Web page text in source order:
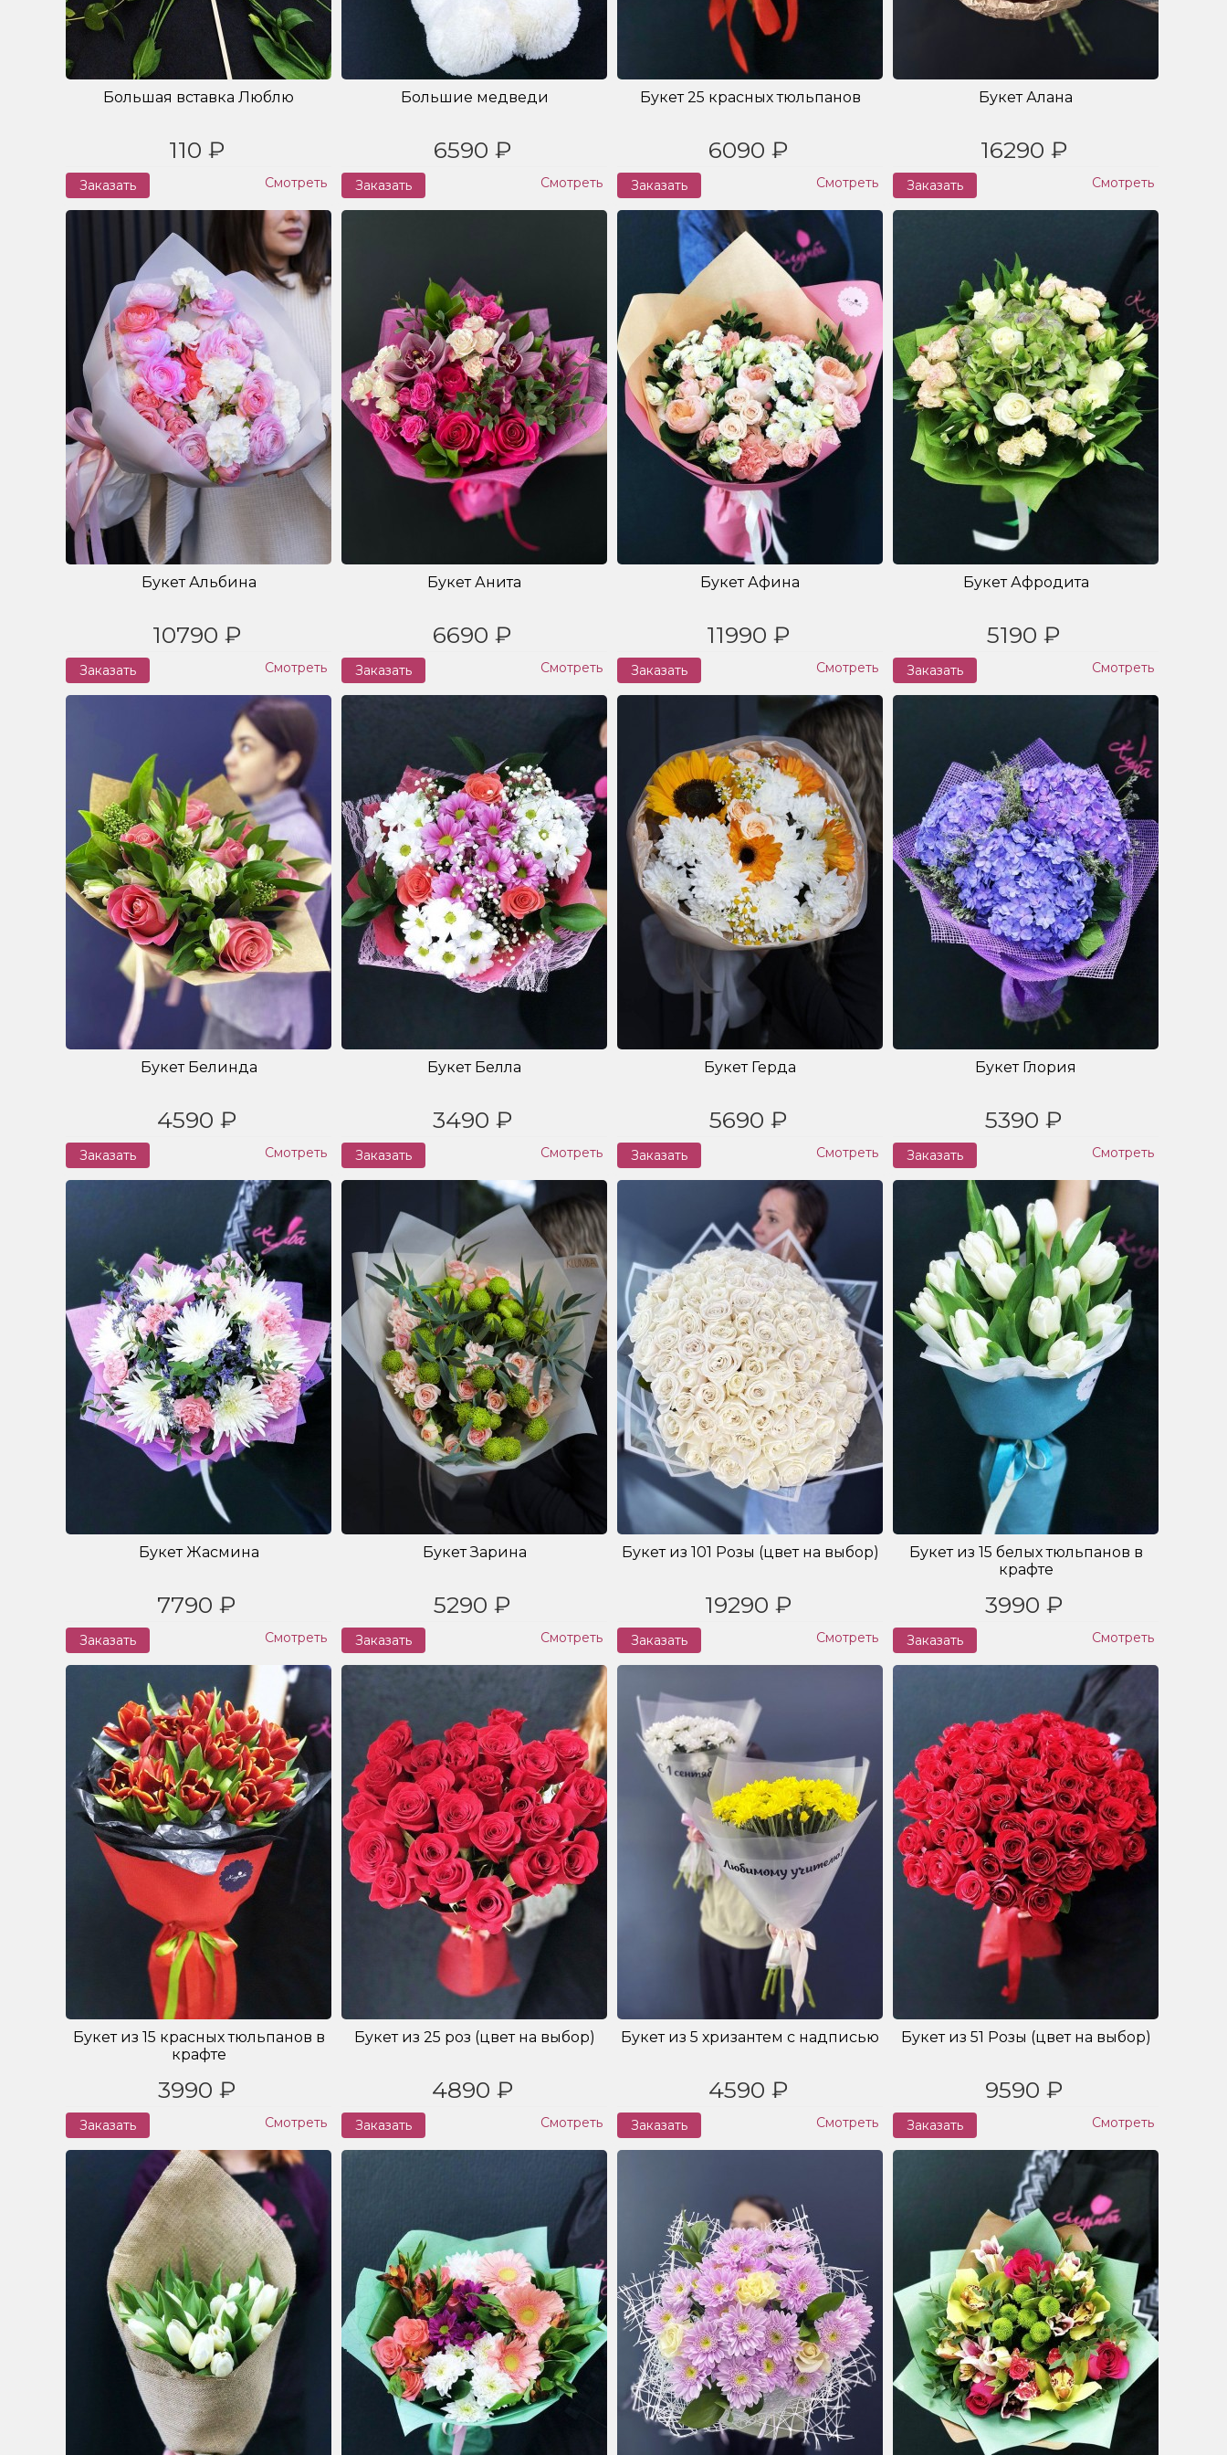
Большая вставка Люблю
110 ₽
Заказать Смотреть
Большие медведи
6590 ₽
Заказать Смотреть
Букет 25 красных тюльпанов
6090 ₽
Заказать Смотреть
Букет Алана
16290 ₽
Заказать Смотреть
Букет Альбина
10790 ₽
Заказать Смотреть
Букет Анита
6690 ₽
Заказать Смотреть
Букет Афина
11990 ₽
Заказать Смотреть
Букет Афродита
5190 ₽
Заказать Смотреть
Букет Белинда
4590 ₽
Заказать Смотреть
Букет Белла
3490 ₽
Заказать Смотреть
Букет Герда
5690 ₽
Заказать Смотреть
Букет Глория
5390 ₽
Заказать Смотреть
Букет Жасмина
7790 ₽
Заказать Смотреть
Букет Зарина
5290 ₽
Заказать Смотреть
Букет из 101 Розы (цвет на выбор)
19290 ₽
Заказать Смотреть
Букет из 15 белых тюльпанов в
крафте
3990 ₽
Заказать Смотреть
Букет из 15 красных тюльпанов в
крафте
3990 ₽
Заказать Смотреть
Букет из 25 роз (цвет на выбор)
4890 ₽
Заказать Смотреть
Букет из 5 хризантем с надписью
4590 ₽
Заказать Смотреть
Букет из 51 Розы (цвет на выбор)
9590 ₽
Заказать Смотреть